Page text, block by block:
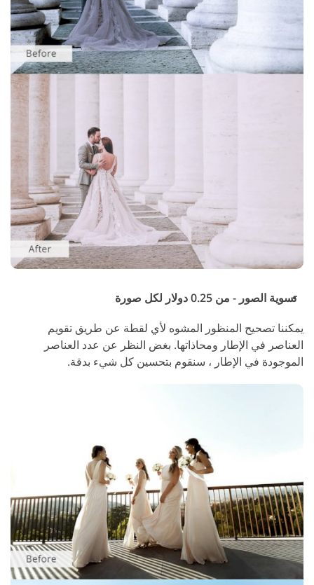
تسوية الصور - من 0.25 دولار لكل صورة
يمكننا تصحيح المنظور المشوه لأي لقطة عن طريق تقويم
العناصر في الإطار ومحاذاتها. بغض النظر عن عدد العناصر
الموجودة في الإطار ، سنقوم بتحسين كل شيء بدقة.